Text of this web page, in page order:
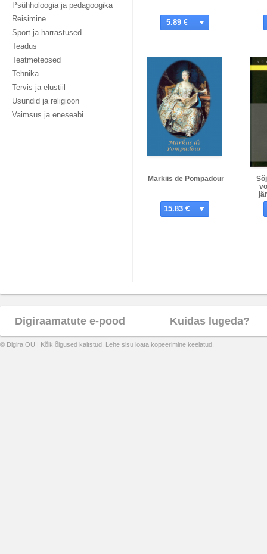
Psühholoogia ja pedagoogika
Reisimine
Sport ja harrastused
Teadus
Teatmeteosed
Tehnika
Tervis ja elustiil
Usundid ja religioon
Vaimsus ja eneseabi
5.89 €
Markiis de Pompadour
15.83 €
Digiraamatute e-pood Kuidas lugeda?
© Digira OÜ | Kõik õigused kaitstud. Lehe sisu loata kopeerimine keelatud.